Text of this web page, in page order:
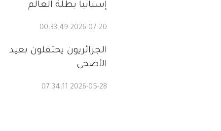
إسبانيا بطلة العالم
2026-07-20 00:33:49
الجزائريون يحتفلون بعيد
الأضحى
2026-05-28 07:34:11